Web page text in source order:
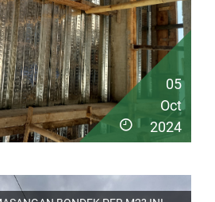
05
Oct
2024